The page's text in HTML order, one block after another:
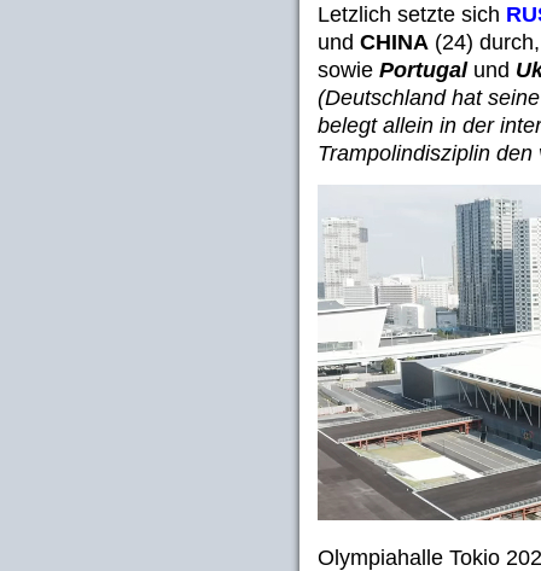
Letzlich setzte sich
und CHINA (24)
sowie Portugal und
(Deutschland hat
belegt allein in der
Trampolindisziplin
Olympiahalle Tokio